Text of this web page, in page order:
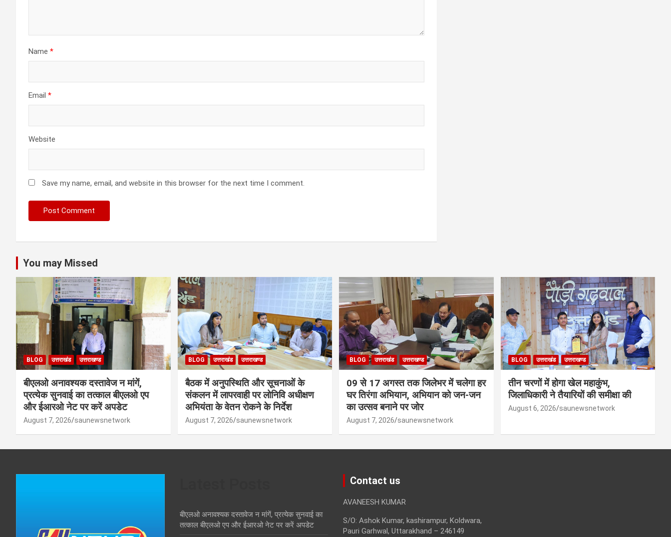
Name *
Email *
Website
Save my name, email, and website in this browser for the next time I comment.
You may Missed
BLOG उत्तराखंड उत्तराखण्ड
बीएलओ अनावश्यक दस्तावेज न मांगें,
प्रत्येक सुनवाई का तत्काल बीएलओ एप
और ईआरओ नेट पर करें अपडेट
August 7, 2026 saunewsnetwork
BLOG उत्तराखंड उत्तराखण्ड
बैठक में अनुपस्थिति और सूचनाओं के
संकलन में लापरवाही पर लोनिवि अधीक्षण
अभियंता के वेतन रोकने के निर्देश
August 7, 2026 saunewsnetwork
BLOG उत्तराखंड उत्तराखण्ड
09 से 17 अगस्त तक जिलेभर में चलेगा हर
घर तिरंगा अभियान, अभियान को जन-जन
का उत्सव बनाने पर जोर
August 7, 2026 saunewsnetwork
BLOG उत्तराखंड उत्तराखण्ड
तीन चरणों में होगा खेल महाकुंभ,
जिलाधिकारी ने तैयारियों की समीक्षा की
August 6, 2026 saunewsnetwork
बीएलओ अनावश्यक दस्तावेज न मांगें, प्रत्येक सुनवाई का
तत्काल बीएलओ एप और ईआरओ नेट पर करें अपडेट
Contact us
AVANEESH KUMAR
S/O: Ashok Kumar, kashirampur, Koldwara,
Pauri Garhwal, Uttarakhand – 246149